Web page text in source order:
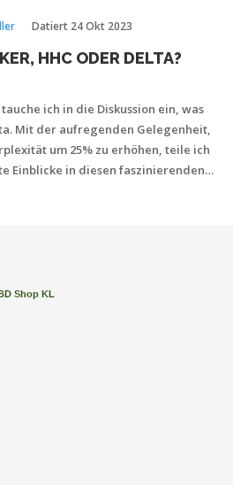
Datiert 24 Okt 2023
HHC ODER DELTA?
ich in die Diskussion ein, was
Mit der aufregenden Gelegenheit,
um 25% zu erhöhen, teile ich
Einblicke in diesen faszinierenden